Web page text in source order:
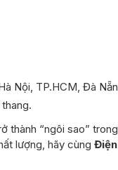
Nội, TP.HCM, Đà
thành “ngôi sao”
lượng, hãy cùng